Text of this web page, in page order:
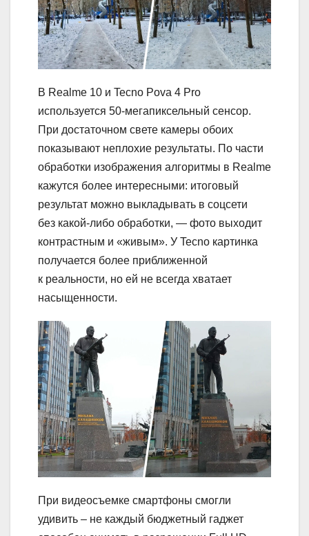
В Realme 10 и Tecno Pova 4 Pro
используется 50-мегапиксельный сенсор.
При достаточном свете камеры обоих
показывают неплохие результаты. По части
обработки изображения алгоритмы в Realme
кажутся более интересными: итоговый
результат можно выкладывать в соцсети
без какой-либо обработки, — фото выходит
контрастным и «живым». У Tecno картинка
получается более приближенной
к реальности, но ей не всегда хватает
насыщенности.
При видеосъемке смартфоны смогли
удивить – не каждый бюджетный гаджет